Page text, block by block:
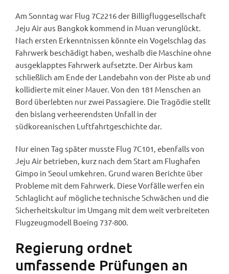
Am Sonntag war Flug 7C2216 der Billigfluggesellschaft
Jeju Air aus Bangkok kommend in Muan verunglückt.
Nach ersten Erkenntnissen könnte ein Vogelschlag das
Fahrwerk beschädigt haben, weshalb die Maschine ohne
ausgeklapptes Fahrwerk aufsetzte. Der Airbus kam
schließlich am Ende der Landebahn von der Piste ab und
kollidierte mit einer Mauer. Von den 181 Menschen an
Bord überlebten nur zwei Passagiere. Die Tragödie stellt
den bislang verheerendsten Unfall in der
südkoreanischen Luftfahrtgeschichte dar.
Nur einen Tag später musste Flug 7C101, ebenfalls von
Jeju Air betrieben, kurz nach dem Start am Flughafen
Gimpo in Seoul umkehren. Grund waren Berichte über
Probleme mit dem Fahrwerk. Diese Vorfälle werfen ein
Schlaglicht auf mögliche technische Schwächen und die
Sicherheitskultur im Umgang mit dem weit verbreiteten
Flugzeugmodell Boeing 737-800.
Regierung ordnet
umfassende Prüfungen an